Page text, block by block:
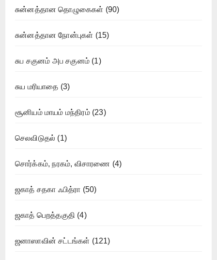
சுன்னத்தான தொழுகைகள் (90)
சுன்னத்தான நோன்புகள் (15)
சுப சகுனம் அப சகுனம் (1)
சுய மரியாதை (3)
சூனியம் மாயம் மந்திரம்(23)
செலவிடுதல் (1)
சொர்க்கம், நரகம், விசாரணை (4)
ஜகாத் சதகா ஃபித்ரா (50)
ஜகாத் பெறத்தகுதி (4)
ஜனாஸாவின் சட்டங்கள் (121)